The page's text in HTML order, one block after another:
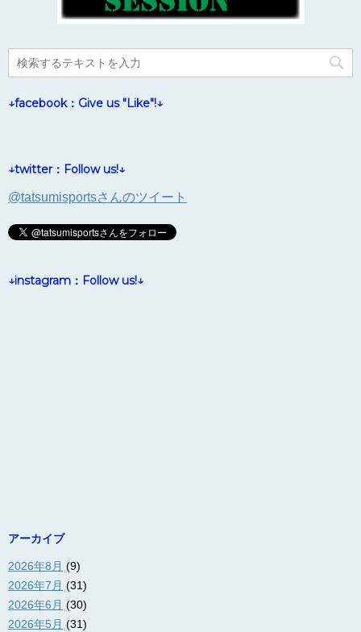
↓facebook：Give us "Like"!↓
↓twitter：Follow us!↓
@tatsumisportsさんのツイート
↓instagram：Follow us!↓
アーカイブ
2026年8月 (9)
2026年7月 (31)
2026年6月 (30)
2026年5月 (31)